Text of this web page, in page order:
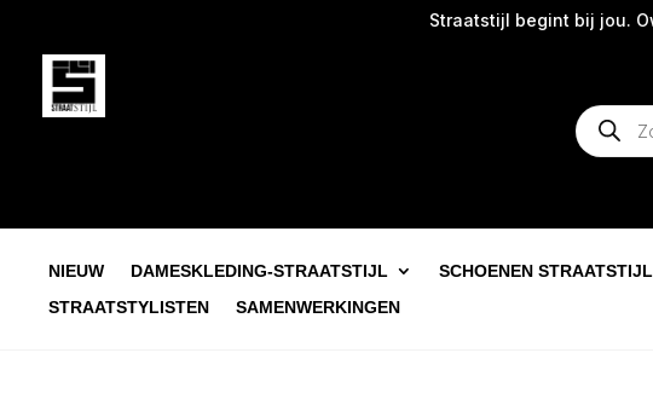
Straatstijl begint bij jou.
Producten
zoeken
NIEUW DAMESKLEDING-STRAATSTIJL SCHOENEN STRAATSTIJL
STRAATSTYLISTEN
SAMENWERKINGEN